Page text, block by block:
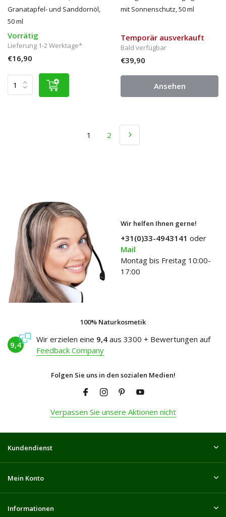
Granatapfel- und Sanddornöl,
50 ml
Vorrätig
Lieferung 1-2 Werktage*
€16,90
mit Sonnenschutz, 50 ml
Temporär ausverkauft
Bald verfügbar
€39,90
Ansehen
1 2
Wir helfen Ihnen gerne!
+31(0)33-4943141 oder
Mail
Montag bis Freitag 10:00-
17:00
100% Naturkosmetik
9,4
Wir erzielen eine 9,4 aus 3300 + Bewertungen auf
Feedback Company
Folgen Sie uns in den sozialen Medien!
Verpassen Sie unsere Aktionen nicht
Kundendienst
Mein Konto
Informationen